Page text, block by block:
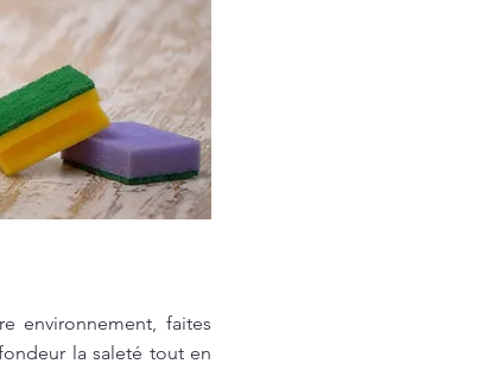
environnement, faites
la saleté tout en